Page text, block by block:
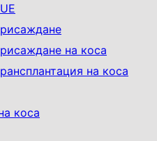
на коса
на коса
коса